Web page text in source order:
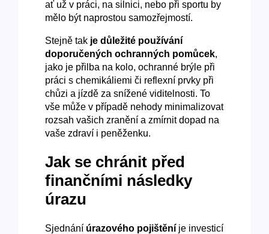
ať už v práci, na silnici, nebo při sportu by
mělo být naprostou samozřejmostí.
Stejně tak je důležité používání
doporučených ochranných pomůcek,
jako je přilba na kolo, ochranné brýle při
práci s chemikáliemi či reflexní prvky při
chůzi a jízdě za snížené viditelnosti. To
vše může v případě nehody minimalizovat
rozsah vašich zranění a zmírnit dopad na
vaše zdraví i peněženku.
Jak se chránit před
finančními následky
úrazu
Sjednání úrazového pojištění je investicí